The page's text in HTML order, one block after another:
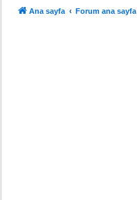
Ana sayfa Forum ana sayfa